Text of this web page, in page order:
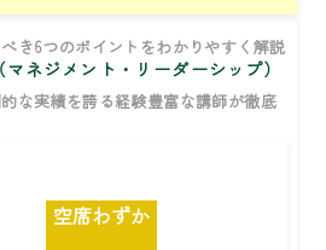
き6つのポイントをわかりやすく解説
ネジメント・リーダーシップ）
な実績を誇る経験豊富な講師が徹底
空席わずか